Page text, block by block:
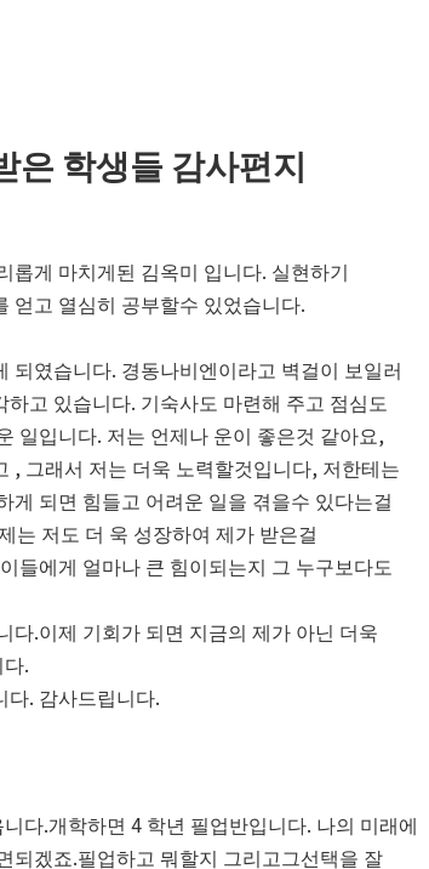
은 학생들 감사편지
롭게 마치게된 김옥미 입니다. 실현하기
얻고 열심히 공부할수 있었습니다.
였습니다. 경동나비엔이라고 벽걸이 보일러
고 있습니다. 기숙사도 마련해 주고 점심도
일입니다. 저는 언제나 운이 좋은것 같아요,
, 그래서 저는 더욱 노력할것입니다, 저한테는
되면 힘들고 어려운 일을 겪을수 있다는걸
는 저도 더 욱 성장하여 제가 받은걸
들에게 얼마나 큰 힘이되는지 그 누구보다도
다.이제 기회가 되면 지금의 제가 아닌 더욱
.
다. 감사드립니다.
다.개학하면 4 학년 필업반입니다. 나의 미래에
되겠죠.필업하고 뭐할지 그리고그선택을 잘